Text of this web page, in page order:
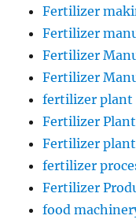
Fertilizer
Fertilizer
Fertilizer
Fertilizer
fertilizer
Fertilizer
Fertilizer
fertilizer
Fertilizer
food